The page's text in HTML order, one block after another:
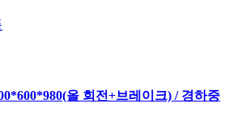
올 회전+브레이크) / 경하중